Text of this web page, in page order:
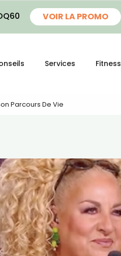
VOIR LA PROMO
Services Fitness
Parcours De Vie